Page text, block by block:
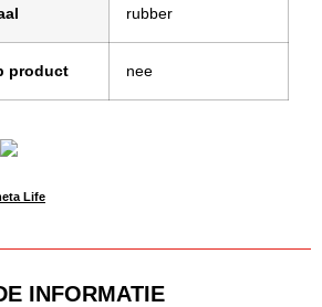
rubber
product nee
Life
INFORMATIE